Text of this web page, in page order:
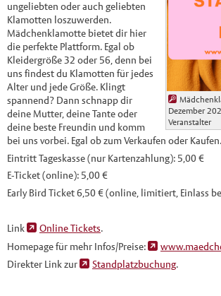
Dezember
Veranstalter
ungeliebten oder auch geliebten
Klamotten loszuwerden.
Mädchenklamotte bietet dir hier
die perfekte Plattform. Egal ob
Kleidergröße 32 oder 56, denn bei
uns findest du Klamotten für jedes
Alter und jede Größe. Klingt
spannend? Dann schnapp dir
deine Mutter, deine Tante oder
deine beste Freundin und komm
bei uns vorbei. Egal ob zum Verkaufen oder Kaufen.
Eintritt Tageskasse (nur Kartenzahlung): 5,00 €
E-Ticket (online): 5,00 €
Early Bird Ticket 6,50 € (online, limitiert, Einlass
Link Online Tickets.
Homepage für mehr Infos/Preise:
Direkter Link zur
Standplatzbuchung.